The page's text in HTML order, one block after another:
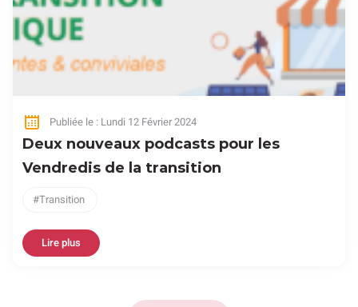
Publiée le : Lundi 12 Février 2024
Deux nouveaux podcasts pour les
Vendredis de la transition
Transition
Lire plus